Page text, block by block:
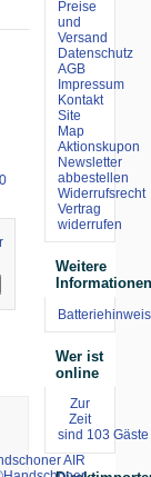
AIR
Preise
und
Versand
Datenschutz
AGB
Impressum
Kontakt
Site
Map
Aktionskupon
Newsletter
abbestellen
Widerrufsrecht
Vertrag
widerrufen
Weitere
Batteriehinweis
Wer ist
online
Zur
Zeit
sind 103